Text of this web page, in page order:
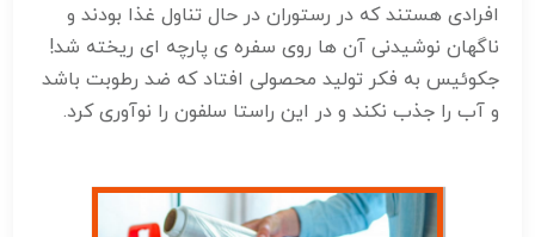
افرادی هستند که در رستوران در حال تناول غذا بودند و
ناگهان نوشیدنی آن ها روی سفره ی پارچه ای ریخته شد!
جکوئیس به فکر تولید محصولی افتاد که ضد رطوبت باشد
و آب را جذب نکند و در این راستا سلفون را نوآوری کرد.